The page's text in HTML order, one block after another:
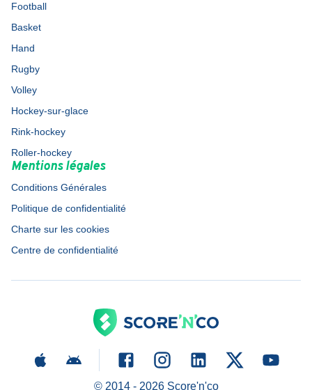
Football
Basket
Hand
Rugby
Volley
Hockey-sur-glace
Rink-hockey
Roller-hockey
Mentions légales
Conditions Générales
Politique de confidentialité
Charte sur les cookies
Centre de confidentialité
© 2014 - 2026Score'n'co